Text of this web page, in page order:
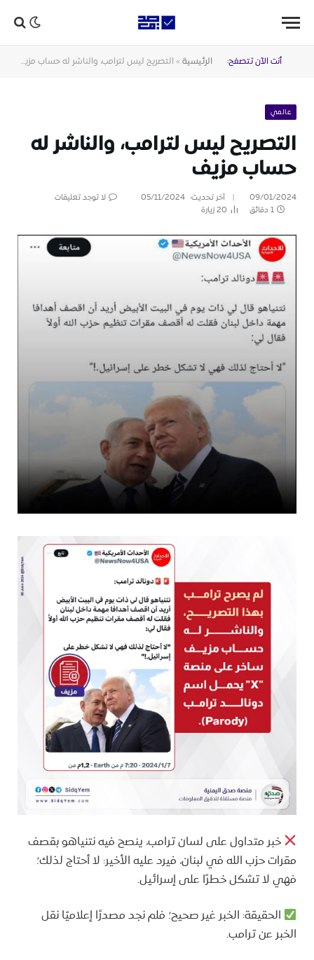
أنت الآن تتصفح: الرئيسية » التصريح ليس لترامب، والناشر له حساب مزيف
عالمي
التصريح ليس لترامب، والناشر له
حساب مزيف
09/01/2024 آخر تحديث: 05/11/2024
لا توجد تعليقات
1 دقائق
20زيارة
خبر متداول على لسان ترامب، ينصح فيه نتنياهو بقصف
مقرات حزب الله في لبنان، فيرد عليه الأخير: لا أحتاج لذلك؛
فهي لا تشكل خطرًا على إسرائيل.
الحقيقة: الخبر غير صحيح؛ فلم نجد مصدرًا إعلاميًا نقل
الخبر عن ترامب.